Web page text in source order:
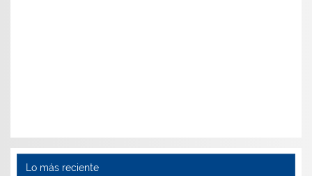
Lo más reciente